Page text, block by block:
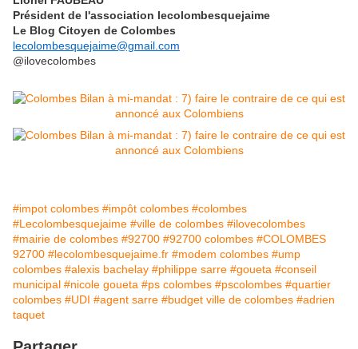
Président de l'association lecolombesquejaime
Le Blog Citoyen de Colombes
lecolombesquejaime@gmail.com
@ilovecolombes
#impot colombes #impôt colombes #colombes
#Lecolombesquejaime #ville de colombes #ilovecolombes
#mairie de colombes #92700 #92700 colombes #COLOMBES
92700 #lecolombesquejaime.fr #modem colombes #ump
colombes #alexis bachelay #philippe sarre #goueta #conseil
municipal #nicole goueta #ps colombes #pscolombes #quartier
colombes #UDI #agent sarre #budget ville de colombes #adrien
taquet